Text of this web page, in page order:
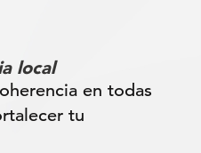
local
en todas
tu